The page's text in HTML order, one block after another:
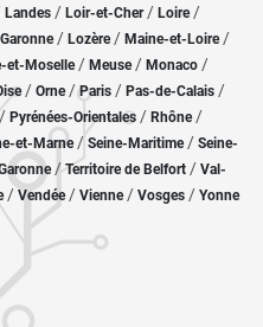
Landes / Loir-et-Cher/ Loire/
/ Lozère / Maine-et-Loire/
et-Moselle/ Meuse/ Monaco /
/ Orne/Paris / Pas-de-Calais /
/ Pyrénées-Orientales / Rhône/
et-Marne/ Seine-Maritime/ Seine-
/Territoire de Belfort / Val-
/ Vendée/ Vienne/ Vosges / Yonne